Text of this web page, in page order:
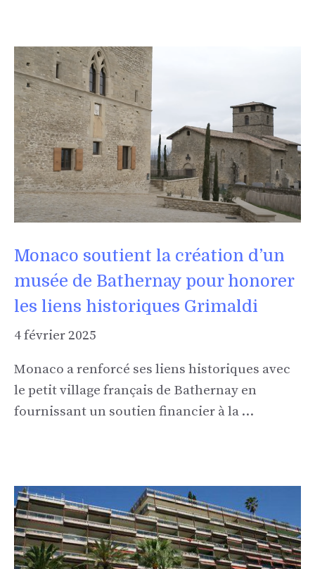
Monaco soutient la création d’un
musée de Bathernay pour honorer
les liens historiques Grimaldi
4 février 2025
Monaco a renforcé ses liens historiques avec
le petit village français de Bathernay en
fournissant un soutien financier à la …